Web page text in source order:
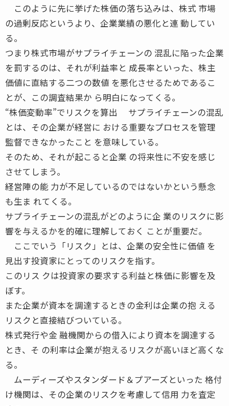
このように先に挙げた株価の落ち込みは、株式 市場
の過剰反応というより、企業業績の悪化と連 動してい
る。
つまり株式市場がサプライチェーンの 混乱に陥った企業
を罰するのは、それが利益率と 成長率といった、株主
価値に直結する二つの数値 を悪化させるためであるこ
とが、この調査結果か ら明白になってくる。
“株価変動率”でリスクを算出 サプライチェーンの混乱
とは、その企業が経営に おける重要なプロセスを管理
監督できなかったこと を意味している。
そのため、それが起こると企業 の将来性に不安を感じ
させてしまう。
経営陣の能 力が不足しているのではないかという懸念
も生ま れてくる。
サプライチェーンの混乱がどのように企 業のリスクに影
響を与えるかを的確に理解しておく ことが重要だ。
ここでいう「リスク」とは、企業の安全性に価値 を
見出す投資家にとってのリスクを指す。
このリス クは投資家の要求する利益と株価に影響を及
ぼす。
また企業が資本を調達するときの金利は企業の抱 える
リスクと直接結びついている。
株式発行や金 融機関からの借入により資本を調達する
とき、そ の利率は企業が抱えるリスクが高いほど高くな
る。
ムーディーズやスタンダード＆プアーズといった 格付
け機関は、その企業のリスクを考慮して信用 力を査定